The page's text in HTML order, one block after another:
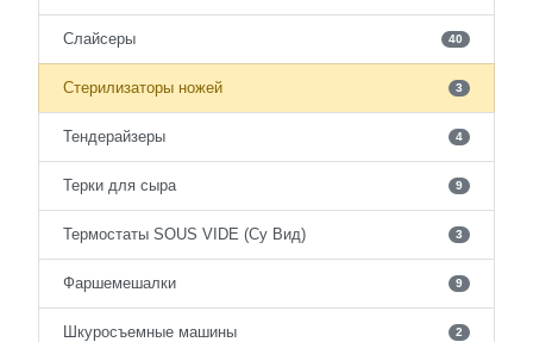
Слайсеры 40
Стерилизаторы ножей 3
Тендерайзеры 4
Терки для сыра 9
Термостаты SOUS VIDE (Су Вид) 3
Фаршемешалки 9
Шкуросъемные машины 2